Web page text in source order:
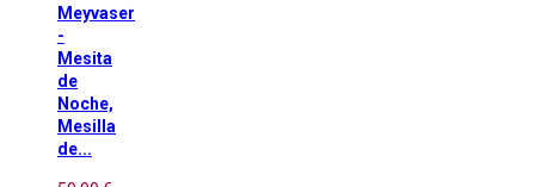
Meyvaser
-
Mesita
de
Noche,
Mesilla
de...